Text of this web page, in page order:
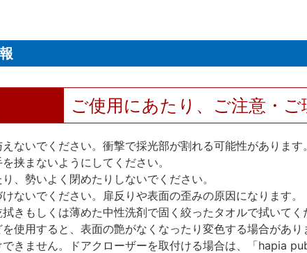
ご使用にあたり、ご注意・
ないでください。衝撃で採光部が割れる可能性があります。
挟まないようにしてください。
、勢いよく閉めたりしないでください。
ないでください。扉反りや表面の歪みの原因になります。
きもしくは薄めた中性洗剤で固く絞ったタオルで拭いてく
使用すると、表面の艶がなくなったり変色する場合があり
きません。ドアクローザーを取付ける場合は、「hapia